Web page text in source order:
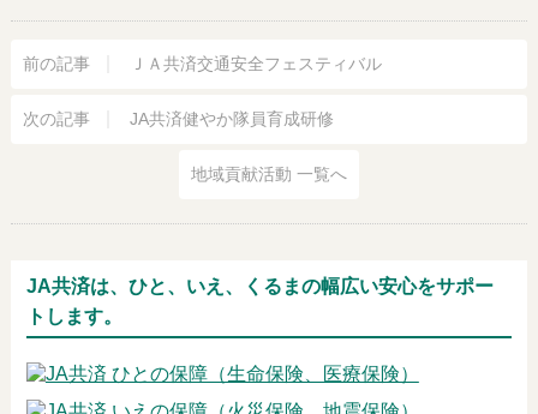
前の記事 ＪＡ共済交通安全フェスティバル
次の記事 JA共済健やか隊員育成研修
地域貢献活動 一覧へ
JA共済は、ひと、いえ、くるまの幅広い安心をサポー
トします。